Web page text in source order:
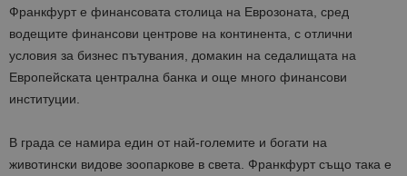
Франкфурт е финансовата столица на Еврозоната, сред
водещите финансови центрове на континента, с отлични
условия за бизнес пътувания, домакин на седалищата на
Европейската централна банка и още много финансови
институции.
В града се намира един от най-големите и богати на
животински видове зоопаркове в света. Франкфурт също така е